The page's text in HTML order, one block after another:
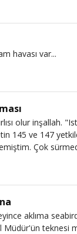
havası var...
olur inşallah.
145 ve 147
Çok
aklıma
Müdür'ün teknesi